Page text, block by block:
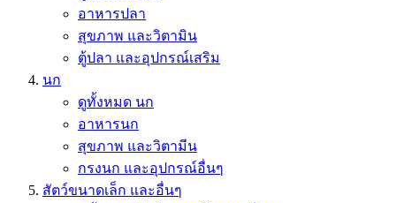
อาหารปลา
สุขภาพ และวิตามิน
ตู้ปลา และอุปกรณ์เสริม
นก
ดูทั้งหมด นก
อาหารนก
สุขภาพ และวิตามีน
กรงนก และอุปกรณ์อื่นๆ
สัตว์ขนาดเล็ก และอื่นๆ